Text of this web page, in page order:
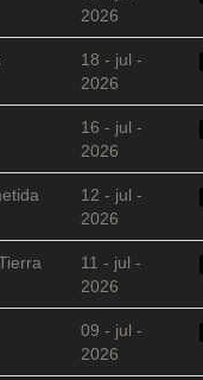
2026
18 - jul -
2026
16 - jul -
2026
12 - jul -
2026
11 - jul -
2026
09 - jul -
2026